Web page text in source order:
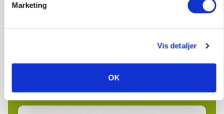
Marketing
Vis detaljer
OK
Elevplads tilbydes ved Ringkøbing /